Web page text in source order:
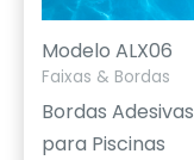
Modelo ALX06
Faixas & Bordas
Bordas Adesivas
para Piscinas